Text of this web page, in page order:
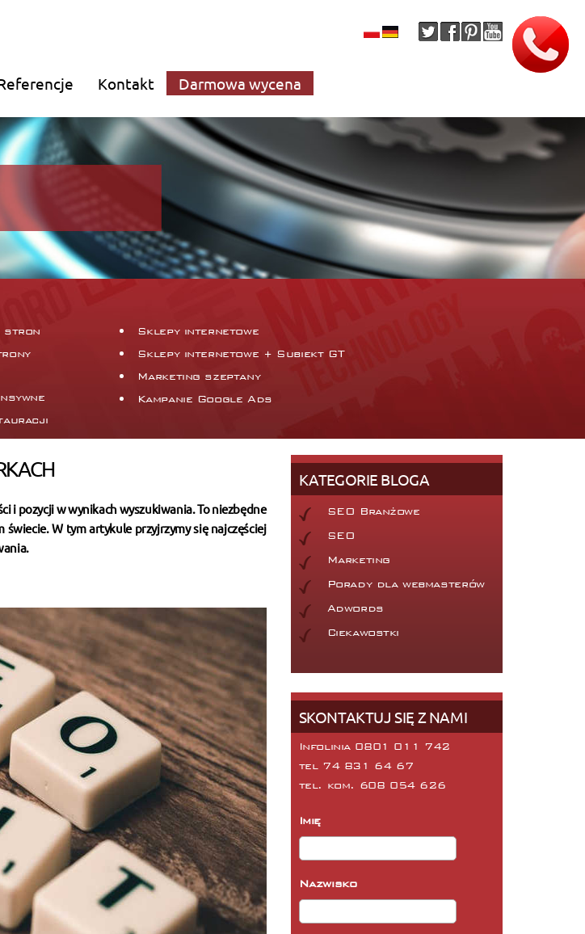
Kontakt Darmowa wycena
stron
Sklepy internetowe
Sklepy internetowe + Subiekt GT
Marketing szeptany
Kampanie Google Ads
i pozycji w wynikach wyszukiwania. To niezbędne
W tym artykule przyjrzymy się najczęściej
KATEGORIE BLOGA
SEO Branżowe
SEO
Marketing
Porady dla webmasterów
Adwords
Ciekawostki
SKONTAKTUJ SIĘ Z NAMI
Infolinia 0801 011 742
tel 74 831 64 67
tel. kom. 608 054 626
Imię
Nazwisko